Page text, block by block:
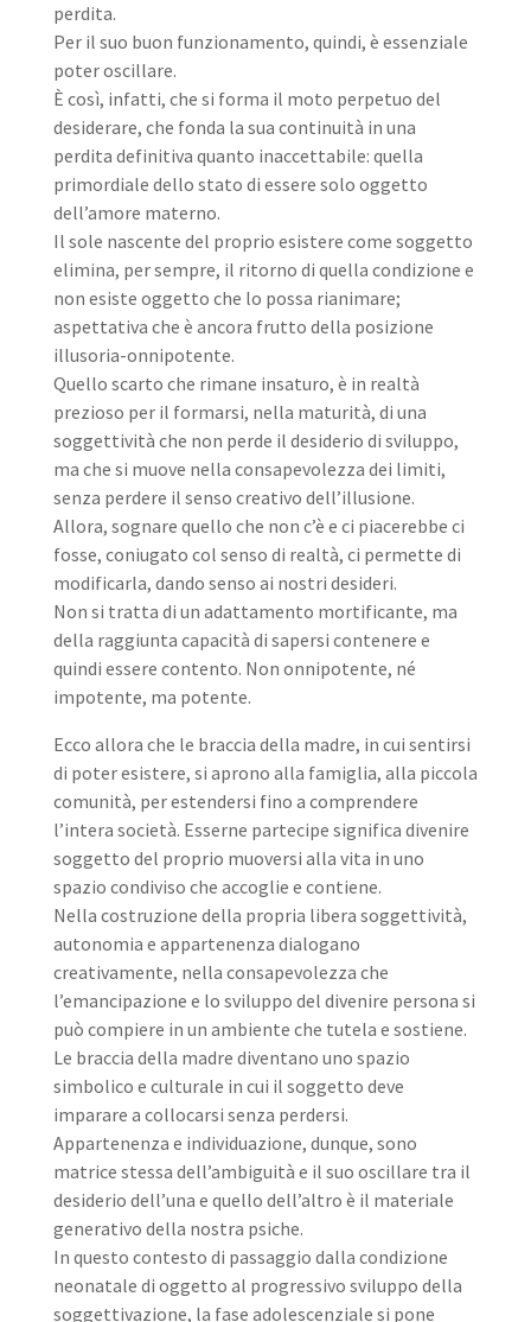
perdita.
Per il suo buon funzionamento, quindi, è essenziale
poter oscillare.
È così, infatti, che si forma il moto perpetuo del
desiderare, che fonda la sua continuità in una
perdita definitiva quanto inaccettabile: quella
primordiale dello stato di essere solo oggetto
dell’amore materno.
Il sole nascente del proprio esistere come soggetto
elimina, per sempre, il ritorno di quella condizione e
non esiste oggetto che lo possa rianimare;
aspettativa che è ancora frutto della posizione
illusoria-onnipotente.
Quello scarto che rimane insaturo, è in realtà
prezioso per il formarsi, nella maturità, di una
soggettività che non perde il desiderio di sviluppo,
ma che si muove nella consapevolezza dei limiti,
senza perdere il senso creativo dell’illusione.
Allora, sognare quello che non c’è e ci piacerebbe ci
fosse, coniugato col senso di realtà, ci permette di
modificarla, dando senso ai nostri desideri.
Non si tratta di un adattamento mortificante, ma
della raggiunta capacità di sapersi contenere e
quindi essere contento. Non onnipotente, né
impotente, ma potente.
Ecco allora che le braccia della madre, in cui sentirsi
di poter esistere, si aprono alla famiglia, alla piccola
comunità, per estendersi fino a comprendere
l’intera società. Esserne partecipe significa divenire
soggetto del proprio muoversi alla vita in uno
spazio condiviso che accoglie e contiene.
Nella costruzione della propria libera soggettività,
autonomia e appartenenza dialogano
creativamente, nella consapevolezza che
l’emancipazione e lo sviluppo del divenire persona si
può compiere in un ambiente che tutela e sostiene.
Le braccia della madre diventano uno spazio
simbolico e culturale in cui il soggetto deve
imparare a collocarsi senza perdersi.
Appartenenza e individuazione, dunque, sono
matrice stessa dell’ambiguità e il suo oscillare tra il
desiderio dell’una e quello dell’altro è il materiale
generativo della nostra psiche.
In questo contesto di passaggio dalla condizione
neonatale di oggetto al progressivo sviluppo della
soggettivazione, la fase adolescenziale si pone